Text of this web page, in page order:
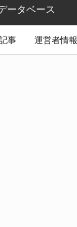
ータベース
事 運営者情報